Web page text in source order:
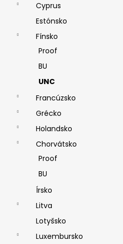
Cyprus
Estónsko
Fínsko
Proof
BU
UNC
Francúzsko
Grécko
Holandsko
Chorvátsko
Proof
BU
Írsko
Litva
Lotyšsko
Luxembursko